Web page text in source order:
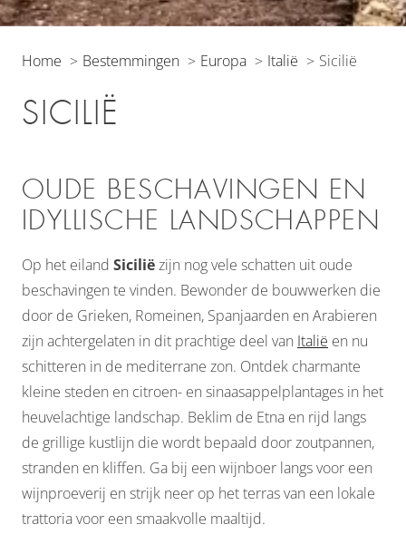
Home Bestemmingen Europa Italië Sicilië
SICILIË
OUDE BESCHAVINGEN EN
IDYLLISCHE LANDSCHAPPEN
Op het eiland Siciliëzijn nog vele schatten uit oude
beschavingen te vinden. Bewonder de bouwwerken die
door de Grieken, Romeinen, Spanjaarden en Arabieren
zijn achtergelaten in dit prachtige deel van Italië en nu
schitteren in de mediterrane zon. Ontdek charmante
kleine steden en citroen- en sinaasappelplantages in het
heuvelachtige landschap. Beklim de Etna en rijd langs
de grillige kustlijn die wordt bepaald door zoutpannen,
stranden en kliffen. Ga bij een wijnboer langs voor een
wijnproeverij en strijk neer op het terras van een lokale
trattoria voor een smaakvolle maaltijd.